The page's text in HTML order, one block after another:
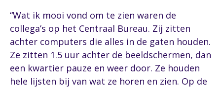
“Wat ik mooi vond om te zien waren de
collega’s op het Centraal Bureau. Zij zitten
achter computers die alles in de gaten houden.
Ze zitten 1.5 uur achter de beeldschermen, dan
een kwartier pauze en weer door. Ze houden
hele lijsten bij van wat ze horen en zien. Op de